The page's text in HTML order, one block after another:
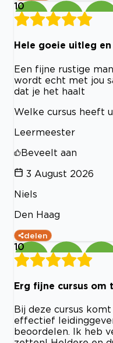
10
Hele goeie uitleg
Een fijne rustige
wordt echt met jou
dat je het haalt
Welke cursus heeft
Leermeester
Beveelt aan
3 August 2026
Niels
Den Haag
delen
10
Erg fijne cursus om
Bij deze cursus
effectief
beoordelen. Ik heb